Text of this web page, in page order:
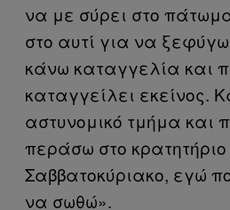
να με σύρει στο
στο αυτί για να
κάνω καταγγελία και
καταγγείλει εκείνος.
αστυνομικό τμήμα και
περάσω στο
Σαββατοκύριακο, εγώ
να σωθώ».